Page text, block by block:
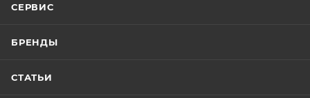
СЕРВИС
БРЕНДЫ
СТАТЬИ